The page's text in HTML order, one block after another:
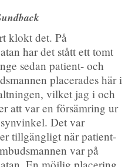
klokt det. På
har det stått ett tomt
sedan patient- och
placerades här i
vilket jag i och
att var en försämring ur
Det var
tillgängligt när patient-
var på